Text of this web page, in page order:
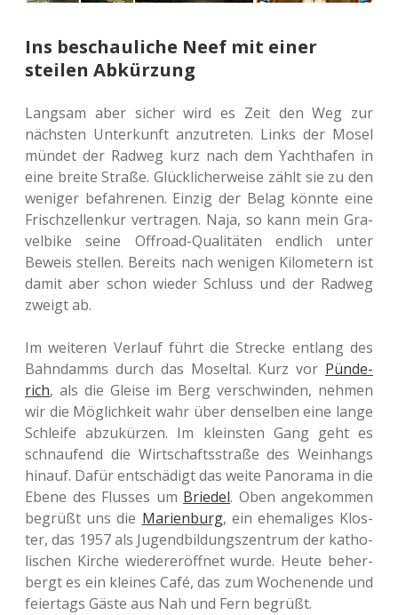
Ins beschauliche Neef mit einer
steilen Abkürzung
Lang­sam aber sicher wird es Zeit den Weg zur
nächs­ten Unter­kunft anzu­tre­ten. Links der Mosel
mündet der Radweg kurz nach dem Yacht­ha­fen in
eine breite Straße. Glück­li­cher­wei­se zählt sie zu den
weni­ger befah­re­nen. Einzig der Belag könnte eine
Frisch­zel­len­kur ver­tra­gen. Naja, so kann mein Gra­
vel­bike seine Off­road-Qua­li­tä­ten end­lich unter
Beweis stel­len. Bereits nach weni­gen Kilo­me­tern ist
damit aber schon wieder Schluss und der Radweg
zweigt ab.
Im wei­te­ren Ver­lauf führt die Stre­cke ent­lang des
Bahn­damms durch das Mos­el­tal. Kurz vor Pün­de­
rich, als die Gleise im Berg ver­schwin­den, nehmen
wir die Mög­lich­keit wahr über den­sel­ben eine lange
Schlei­fe abzu­kür­zen. Im kleins­ten Gang geht es
schnau­fend die Wirt­schafts­stra­ße des Wein­hangs
hinauf. Dafür ent­schä­digt das weite Pan­ora­ma in die
Ebene des Flus­ses um Brie­del. Oben ange­kom­men
begrüßt uns die Mari­en­burg, ein ehe­ma­li­ges Klos­
ter, das 1957 als Jugend­bil­dungs­zen­trum der katho­
li­schen Kirche wie­der­eröff­net wurde. Heute beher­
bergt es ein klei­nes Café, das zum Wochen­en­de und
fei­er­tags Gäste aus Nah und Fern begrüßt.